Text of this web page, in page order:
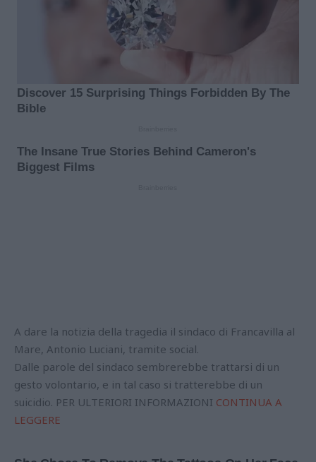
A dare la notizia della tragedia il sindaco di Francavilla al
Mare, Antonio Luciani, tramite social.
Dalle parole del sindaco sembrerebbe trattarsi di un
gesto volontario, e in tal caso si tratterebbe di un
suicidio. PER ULTERIORI INFORMAZIONI CONTINUA A
LEGGERE